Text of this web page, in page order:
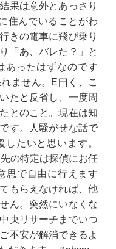
果は意外とあっさり
住んでいることがわ
きの電車に飛び乗り
「あ、バレた？」と
あったはずなのです
ません。E曰く、こ
たと反省し、一度周
とのこと。現在は知
す。人騒がせな話で
たいと思います。
の特定は探偵にお任
思で自由に行えます
もらえなければ、他
ん。突然にいなくな
央リサーチまでいつ
不安が解消できるよ